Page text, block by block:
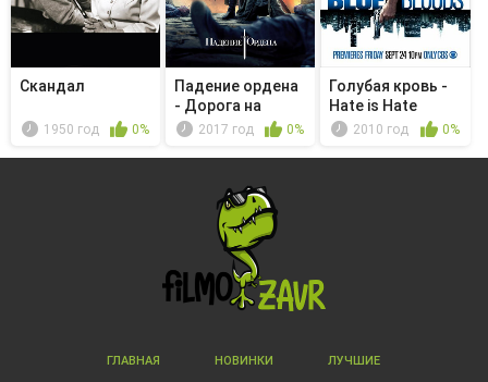
Скандал
1950 год 0%
Падение ордена
- Дорога на
Шартр2017 год 0%
Голубая кровь -
Hate is Hate
2010 год 0%
ГЛАВНАЯ НОВИНКИ ЛУЧШИЕ